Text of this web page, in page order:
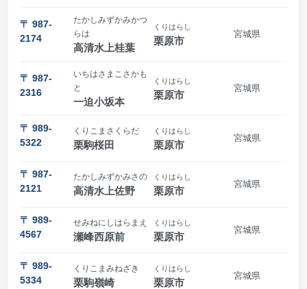
〒 987-
2174
たかしみずかみかつ
らは
高清水上桂葉
くりはらし
栗原市
宮城県
〒 987-
2316
いちはさまこさかも
と
一迫小坂本
くりはらし
栗原市
宮城県
〒 989-
5322
くりこまさくらだ
栗駒桜田
くりはらし
栗原市
宮城県
〒 987-
2121
たかしみずかみさの
高清水上佐野
くりはらし
栗原市
宮城県
〒 989-
4567
せみねにしはらまえ
瀬峰西原前
くりはらし
栗原市
宮城県
〒 989-
5334
くりこまみねざき
栗駒嶺崎
くりはらし
栗原市
宮城県